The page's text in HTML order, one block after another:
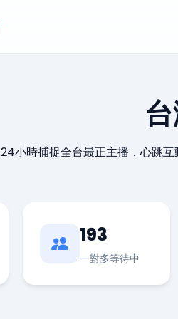
24小時捕捉全台最正主播，心跳互
193
一對多等待中